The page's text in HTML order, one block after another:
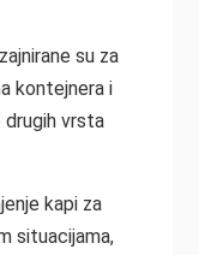
su za
kontejnera i
drugih vrsta
kapi za
situacijama,